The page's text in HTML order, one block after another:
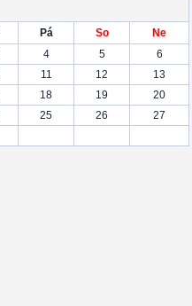
Pá So
Ne
4 5
6
11 12
13
18 19
20
25 26
27